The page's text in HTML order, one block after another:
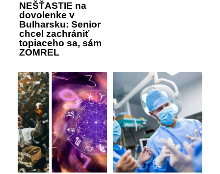
NEŠŤASTIE na
dovolenke v
Bulharsku: Senior
chcel zachrániť
topiaceho sa, sám
ZOMREL